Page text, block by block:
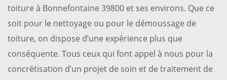
toiture à Bonnefontaine 39800 et ses environs. Que ce
soit pour le nettoyage ou pour le démoussage de
toiture, on dispose d’une expérience plus que
conséquente. Tous ceux qui font appel à nous pour la
concrétisation d’un projet de soin et de traitement de